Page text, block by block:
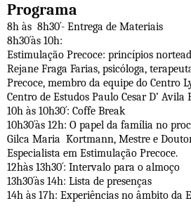
Programa
8h às 8h30´- Entrega de Materiais
8h30´às 10h:
Estimulação Precoce: princípios
Rejane Fraga Farias, psicóloga,
Precoce, membro da equipe do Centro
Centro de Estudos Paulo Cesar D’ Avila
10h às 10h30´: Coffe Break
10h30´às 12h: O papel da família no
Gilca Maria Kortmann, Mestre e
Especialista em Estimulação Precoce.
12hàs 13h30´: Intervalo para o almoço
13h30´às 14h: Lista de presenças
14h às 17h: Experiências no âmbito da